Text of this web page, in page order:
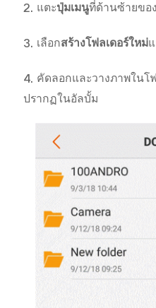
2. แตะปุ่มเมนูที่ด้านซ้ายขอ
3. เลือกสร้างโฟลเดอร์ใหม่
4. คัดลอกและวางภาพในโ
ปรากฏในอัลบั้ม